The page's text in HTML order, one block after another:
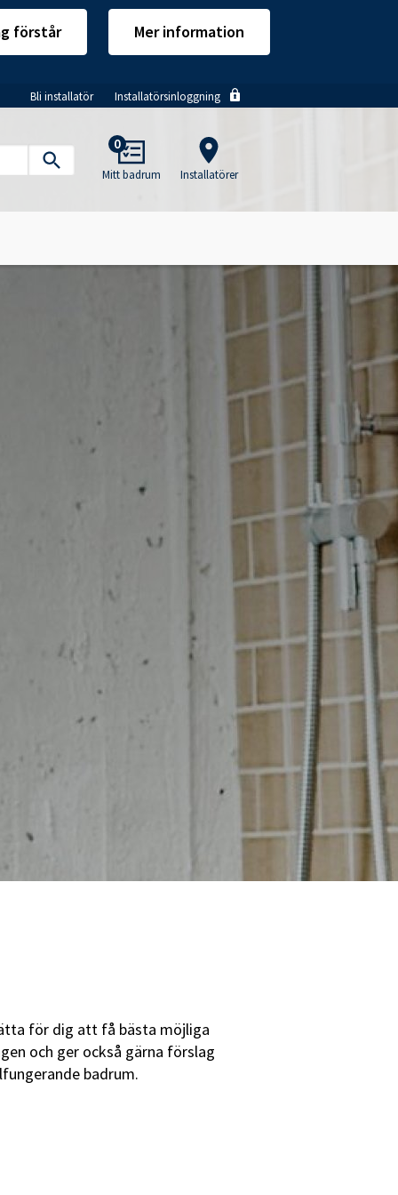
förstår Mer information
Bli installatör Installatörsinloggning
0
Mitt badrum
navigation
Installatörer
för dig att få bästa möjliga
och ger också gärna förslag
badrum.